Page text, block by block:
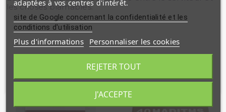
les choses blâmables.
Produits similaires
adaptées à vos centres d'intérêt.
site de Google concernant la confidentialité et les
conditions d'utilisation
Plus d'informations Personnaliser les cookies
REJETER TOUT
J'ACCEPTE